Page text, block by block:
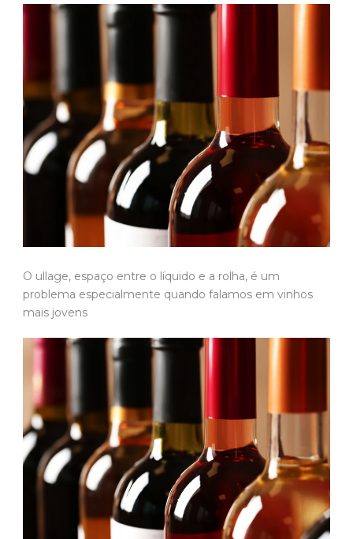
O ullage, espaço entre o líquido e a rolha, é um
problema especialmente quando falamos em vinhos
mais jovens